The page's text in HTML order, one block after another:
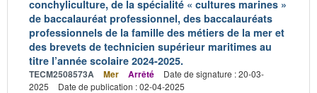
conchyliculture, de la spécialité « cultures marines »
de baccalauréat professionnel, des baccalauréats
professionnels de la famille des métiers de la mer et
des brevets de technicien supérieur maritimes au
titre l’année scolaire 2024-2025.
TECM2508573A Mer Arrêté
Date de signature : 20-03-
2025
Date de publication : 02-04-2025